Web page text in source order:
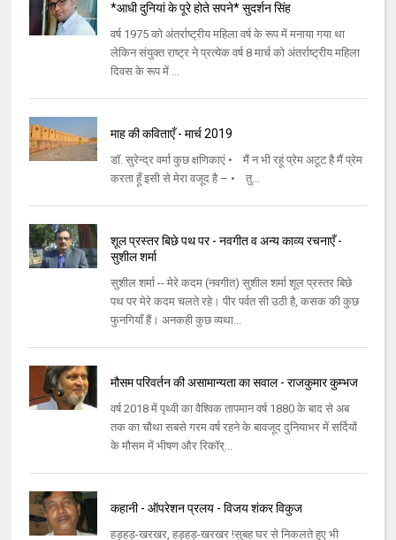
*आधी दुनियां के पूरे होते सपने* सुदर्शन सिंह
वर्ष 1975 को अंतर्राष्ट्रीय महिला वर्ष के रूप में मनाया गया था
लेकिन संयुक्त राष्ट्र ने प्रत्येक वर्ष 8 मार्च को अंतर्राष्ट्रीय महिला
दिवस के रूप में ...
माह की कविताएँ - मार्च 2019
डॉ. सुरेन्द्र वर्मा कुछ क्षणिकाएं • मैं न भी रहूं प्रेम अटूट है मैं प्रेम
करता हूँ इसी से मेरा वजूद है – • तु...
शूल प्रस्तर बिछे पथ पर - नवगीत व अन्य काव्य रचनाएँ -
सुशील शर्मा
सुशील शर्मा -- मेरे कदम (नवगीत) सुशील शर्मा शूल प्रस्तर बिछे
पथ पर मेरे कदम चलते रहे। पीर पर्वत सी उठी है, कसक की कुछ
फुनगियाँ हैं। अनकही कुछ व्यथा...
मौसम परिवर्तन की असामान्यता का सवाल - राजकुमार कुम्भज
वर्ष 2018 में पृथ्वी का वैश्विक तापमान वर्ष 1880 के बाद से अब
तक का चौथा सबसे गरम वर्ष रहने के बावजूद दुनियाभर में सर्दियों
के मौसम में भीषण और रिकॉर्...
कहानी - ऑपरेशन प्रलय - विजय शंकर विकुज
हड़हड़-खरखर, हड़हड़-खरखर !सुबह घर से निकलते हुए भी